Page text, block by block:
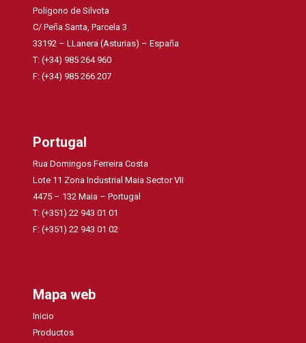
Poligono de Silvota
C/ Peña Santa, Parcela 3
33192 – LLanera (Asturias) – España
T: (+34) 985 264 960
F: (+34) 985 266 207
Portugal
Rua Domingos Ferreira Costa
Lote 11 Zona Industrial Maia Sector VII
4475 – 132 Maia – Portugal
T: (+351) 22 943 01 01
F: (+351) 22 943 01 02
Mapa web
Inicio
Productos